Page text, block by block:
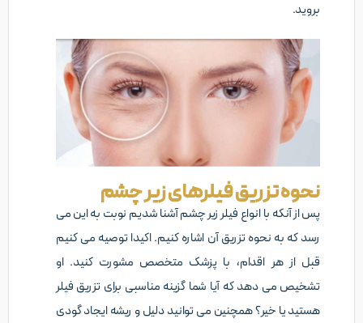
بروید.
نحوه تزریق فیلرهای زیر چشم
پس از آنکه با انواع فیلر زیر چشم آشنا شدیم نوبت به این می
رسد که به نحوه تزریق آن اشاره کنیم. اکیدا توصیه می کنیم
قبل از هر اقدام، با پزشک متخصص مشورت کنید. او
تشخیص می دهد که آیا شما گزینه مناسبی برای تزریق فیلر
هستید یا خیر؟ همچنین می توانید دلیل و ریشه ایجاد گودی